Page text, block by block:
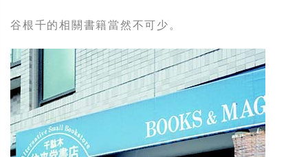
谷根千的相關書籍當然不可少。